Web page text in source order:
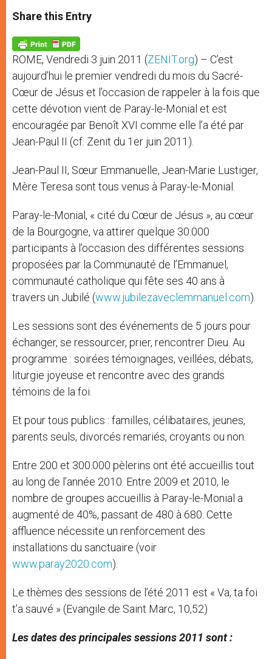
t
s
p
p
s
e
g
e
r
e
b
o
k
Share this Entry
ROME, Vendredi 3 juin 2011 (ZENIT.org) – C’est
aujourd’hui le premier vendredi du mois du Sacré-
Cœur de Jésus et l’occasion de rappeler à la fois que
cette dévotion vient de Paray-le-Monial et est
encouragée par Benoît XVI comme elle l’a été par
Jean-Paul II (cf. Zenit du 1er juin 2011).
Jean-Paul II, Sœur Emmanuelle, Jean-Marie Lustiger,
Mère Teresa sont tous venus à Paray-le-Monial.
Paray-le-Monial, « cité du Cœur de Jésus », au cœur
de la Bourgogne, va attirer quelque 30.000
participants à l’occasion des différentes sessions
proposées par la Communauté de l’Emmanuel,
communauté catholique qui fête ses 40 ans à
travers un Jubilé (www.jubilezaveclemmanuel.com).
Les sessions sont des événements de 5 jours pour
échanger, se ressourcer, prier, rencontrer Dieu. Au
programme : soirées témoignages, veillées, débats,
liturgie joyeuse et rencontre avec des grands
témoins de la foi.
Et pour tous publics : familles, célibataires, jeunes,
parents seuls, divorcés remariés, croyants ou non.
Entre 200 et 300.000 pèlerins ont été accueillis tout
au long de l’année 2010. Entre 2009 et 2010, le
nombre de groupes accueillis à Paray-le-Monial a
augmenté de 40%, passant de 480 à 680. Cette
affluence nécessite un renforcement des
installations du sanctuaire (voir
www.paray2020.com).
Le thèmes des sessions de l’été 2011 est « Va, ta foi
t’a sauvé » (Evangile de Saint Marc, 10,52)
Les dates des principales sessions 2011 sont :